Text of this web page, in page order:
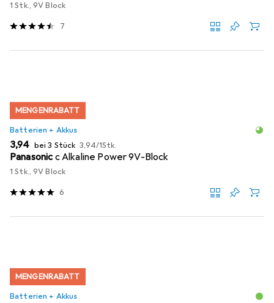
1 Stk., 9V Block
7
MENGENRABATT
Batterien + Akkus
EUR
3,94 bei 3 Stück EUR
3,94/1Stk.
Panasonicc Alkaline Power 9V-Block
1 Stk., 9V Block
6
MENGENRABATT
Batterien + Akkus